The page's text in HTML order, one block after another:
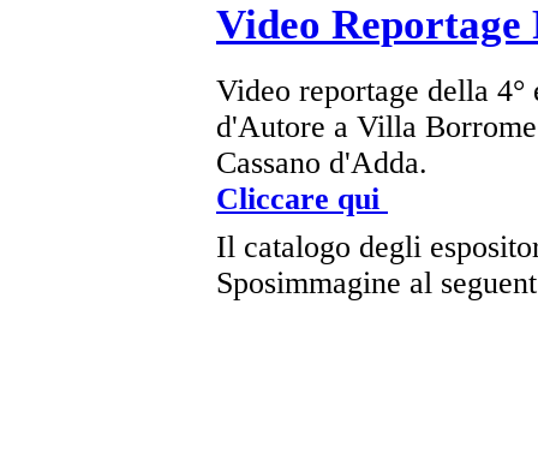
Video
Video reportage della
d'Autore a Villa
Cassano d'Adda.
Cliccare qui
Il catalogo degli
Sposimmagine al